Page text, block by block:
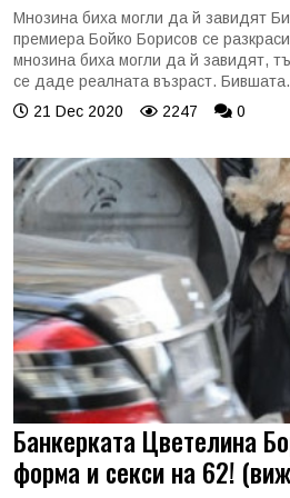
Мнозина биха могли да й завидят
премиера Бойко Борисов се
мнозина биха могли да й завидят,
се даде реалната възраст.
21 Dec 2020
2247 0
Банкерката Цветелина
форма и секси на 62!